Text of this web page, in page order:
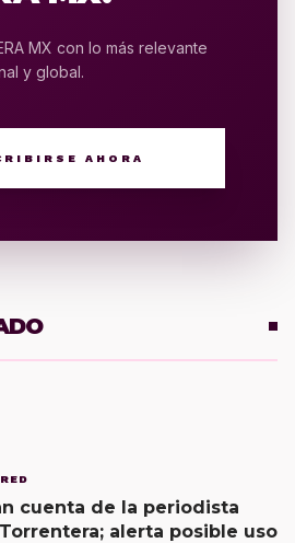
MX con lo más relevante
y global.
AHORA
cuenta de la periodista
alerta posible uso